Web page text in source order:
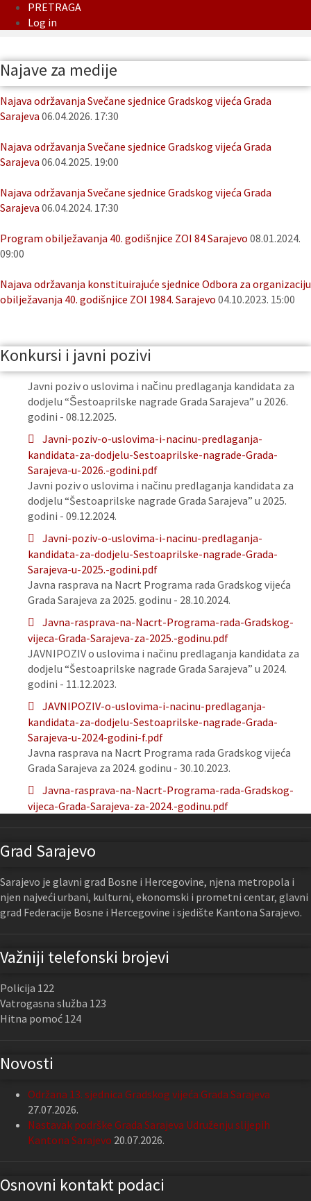
PRETRAGA
Log in
Najave za medije
Najava održavanja Svečane sjednice Gradskog vijeća Grada
Sarajeva 06.04.2026. 17:30
Najava održavanja Svečane sjednice Gradskog vijeća Grada
Sarajeva 06.04.2025. 19:00
Najava održavanja Svečane sjednice Gradskog vijeća Grada
Sarajeva 06.04.2024. 17:30
Program obilježavanja 40. godišnjice ZOI 84 Sarajevo 08.01.2024.
09:00
Najava održavanja konstituirajuće sjednice Odbora za organizaciju
obilježavanja 40. godišnjice ZOI 1984. Sarajevo 04.10.2023. 15:00
Konkursi i javni pozivi
Javni poziv o uslovima i načinu predlaganja kandidata za
dodjelu “Šestoaprilske nagrade Grada Sarajeva” u 2026.
godini - 08.12.2025.
Javni-poziv-o-uslovima-i-nacinu-predlaganja-
kandidata-za-dodjelu-Sestoaprilske-nagrade-Grada-
Sarajeva-u-2026.-godini.pdf
Javni poziv o uslovima i načinu predlaganja kandidata za
dodjelu “Šestoaprilske nagrade Grada Sarajeva” u 2025.
godini - 09.12.2024.
Javni-poziv-o-uslovima-i-nacinu-predlaganja-
kandidata-za-dodjelu-Sestoaprilske-nagrade-Grada-
Sarajeva-u-2025.-godini.pdf
Javna rasprava na Nacrt Programa rada Gradskog vijeća
Grada Sarajeva za 2025. godinu - 28.10.2024.
Javna-rasprava-na-Nacrt-Programa-rada-Gradskog-
vijeca-Grada-Sarajeva-za-2025.-godinu.pdf
JAVNIPOZIV o uslovima i načinu predlaganja kandidata za
dodjelu “Šestoaprilske nagrade Grada Sarajeva” u 2024.
godini - 11.12.2023.
JAVNIPOZIV-o-uslovima-i-nacinu-predlaganja-
kandidata-za-dodjelu-Sestoaprilske-nagrade-Grada-
Sarajeva-u-2024-godini-f.pdf
Javna rasprava na Nacrt Programa rada Gradskog vijeća
Grada Sarajeva za 2024. godinu - 30.10.2023.
Javna-rasprava-na-Nacrt-Programa-rada-Gradskog-
vijeca-Grada-Sarajeva-za-2024.-godinu.pdf
Grad Sarajevo
Sarajevo je glavni grad Bosne i Hercegovine, njena metropola i
njen najveći urbani, kulturni, ekonomski i prometni centar, glavni
grad Federacije Bosne i Hercegovine i sjedište Kantona Sarajevo.
Važniji telefonski brojevi
Policija 122
Vatrogasna služba 123
Hitna pomoć 124
Novosti
Održana 13. sjednica Gradskog vijeća Grada Sarajeva
27.07.2026.
Nastavak podrške Grada Sarajeva Udruženju slijepih
Kantona Sarajevo 20.07.2026.
Osnovni kontakt podaci